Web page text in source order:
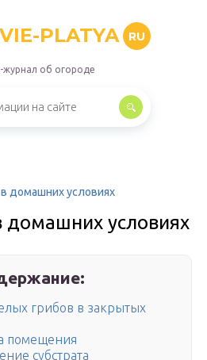
PLATYA RU
журнал об огороде
домашних условиях
домашних условиях
грибов в закрытых
помещения
субстрата